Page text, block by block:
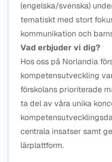
(engelska/svenska)
tematiskt med stort
kommunikation och
Vad erbjuder vi dig?
Hos oss på Norlandia
kompetensutveckling
förskolans prioriterade
ta del av våra unika
centrala insatser samt
lärplattform.